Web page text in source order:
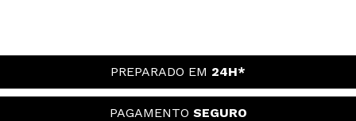
PREPARADO EM 24H*
PAGAMENTO SEGURO